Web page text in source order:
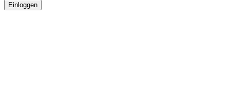
Einloggen